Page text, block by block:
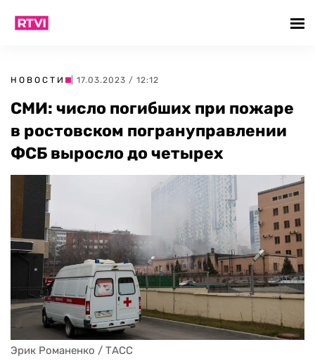
НОВОСТИ | 17.03.2023 / 12:12
СМИ: число погибших при пожаре
в ростовском погрануправлении
ФСБ выросло до четырех
Эрик Романенко / ТАСС